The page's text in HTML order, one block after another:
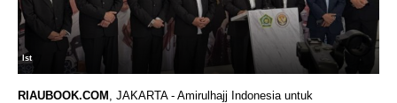
Ist
RIAUBOOK.COM
, JAKARTA - Amirulhajj Indonesia untuk